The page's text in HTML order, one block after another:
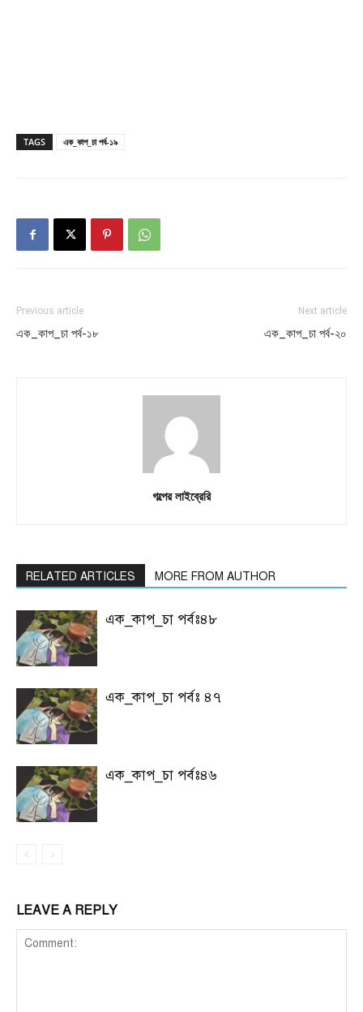
TAGS এক_কাপ_চা পর্ব-১৯
Previous article
এক_কাপ_চা পর্ব-১৮
Next article
এক_কাপ_চা পর্ব-২০
গল্পের লাইব্রেরি
RELATED ARTICLES MORE FROM AUTHOR
এক_কাপ_চা পর্বঃ৪৮
এক_কাপ_চা পর্বঃ ৪৭
এক_কাপ_চা পর্বঃ৪৬
LEAVE A REPLY